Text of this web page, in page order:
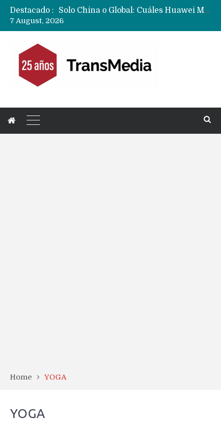
Destacado :
Data Centers de Huawei en Chile, México, Brasil,Perú y Argentina podrían verse afectados por arremetida de EE.UU
7 August, 2026
Home YOGA
YOGA